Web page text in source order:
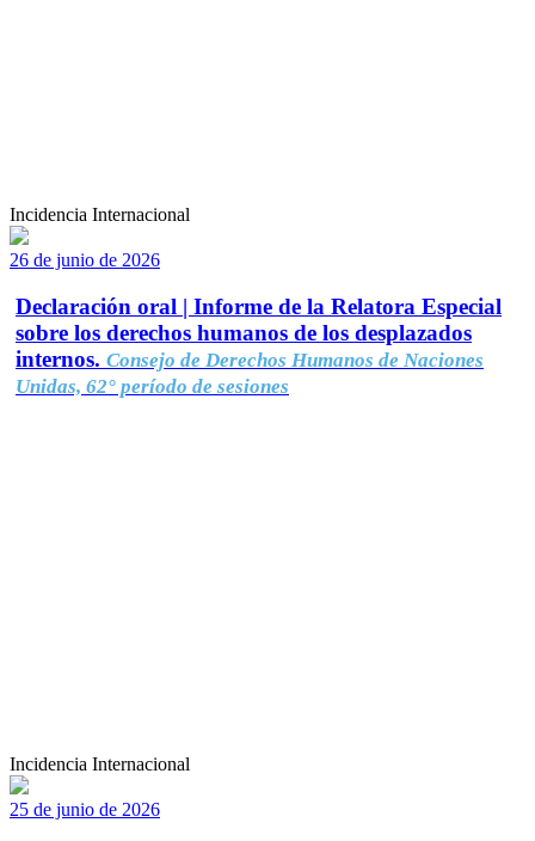
Incidencia Internacional
26 de junio de 2026
Declaración oral | Informe de la Relatora Especial
sobre los derechos humanos de los desplazados
internos. Consejo de Derechos Humanos de Naciones
Unidas, 62° período de sesiones
Incidencia Internacional
25 de junio de 2026